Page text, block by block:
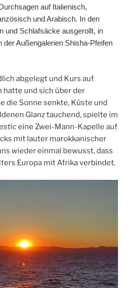
auf Italienisch,
und Arabisch. In den
und Schlafsäcke ausgerollt, in
Außengalerien Shisha-Pfeifen
abgelegt und Kurs auf
hatte und sich über der
die Sonne senkte, Küste und
Glanz tauchend, spielte im
eine Zwei-Mann-Kapelle auf
mit lauter marokkanischer
wieder einmal bewusst, dass
Europa mit Afrika verbindet.